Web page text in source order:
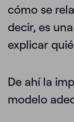
cómo se
decir, es
explicar
De ahí la
modelo